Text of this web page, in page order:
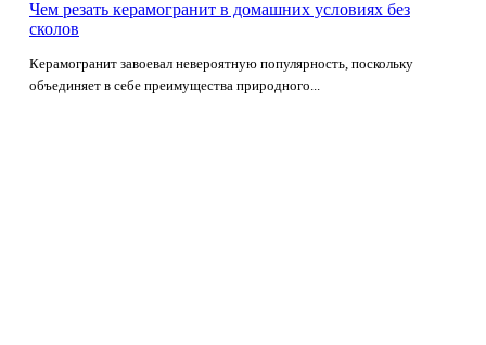
Чем резать керамогранит в домашних условиях без
сколов
Керамогранит завоевал невероятную популярность, поскольку
объединяет в себе преимущества природного...